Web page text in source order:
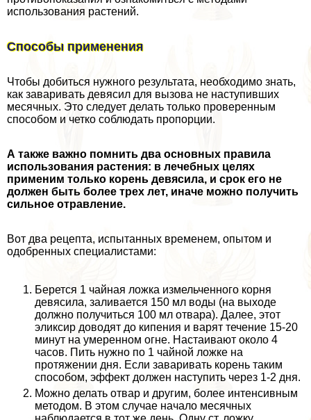
использования растений.
Способы применения
Чтобы добиться нужного результата, необходимо знать,
как заваривать девясил для вызова не наступивших
мecячных. Это следует делать только проверенным
способом и четко соблюдать пропорции.
А также важно помнить два основных правила
использования растения: в лечебных целях
применим только корень девясила, и срок его не
должен быть более трех лет, иначе можно получить
сильное отравление.
Вот два рецепта, испытанных временем, опытом и
одобренных специалистами:
Берется 1 чайная ложка измельченного корня
девясила, заливается 150 мл воды (на выходе
должно получиться 100 мл отвара). Далее, этот
эликсир доводят до кипения и варят течение 15-20
минут на умеренном огне. Настаивают около 4
часов. Пить нужно по 1 чайной ложке на
протяжении дня. Если заваривать корень таким
способом, эффект должен наступить через 1-2 дня.
Можно делать отвар и другим, более интенсивным
методом. В этом случае начало мecячных